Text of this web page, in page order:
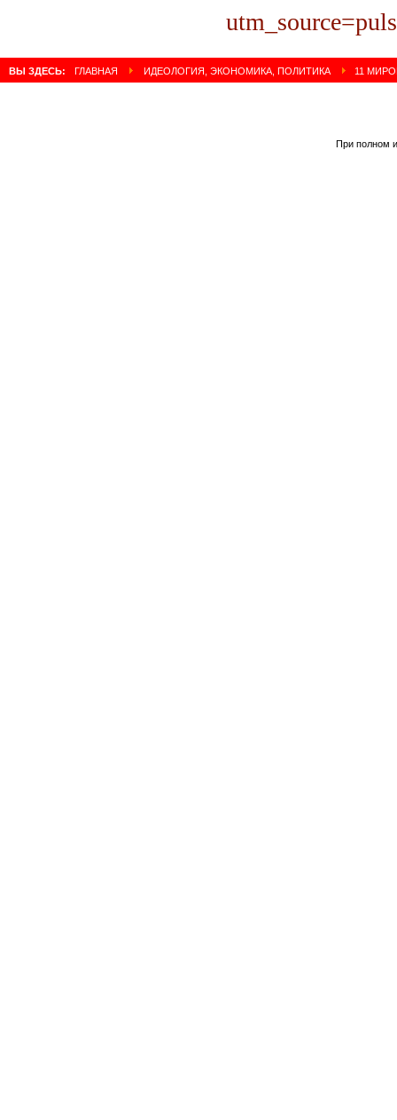
ВЫ ЗДЕСЬ: ГЛАВНАЯ ИДЕОЛОГИЯ, ЭКОНОМИКА, ПОЛИТИКА 11
При полном